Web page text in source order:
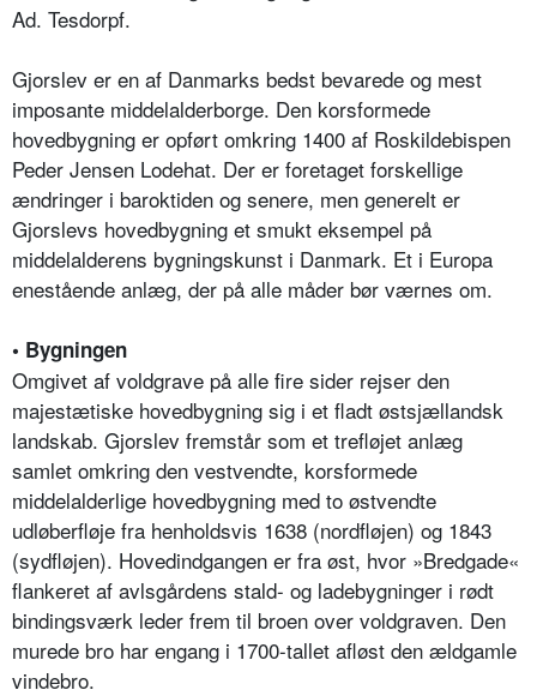
Ad. Tesdorpf.
Gjorslev er en af Danmarks bedst bevarede og mest
imposante middelalderborge. Den korsformede
hovedbygning er opført omkring 1400 af Roskildebispen
Peder Jensen Lodehat. Der er foretaget forskellige
ændringer i baroktiden og senere, men generelt er
Gjorslevs hovedbygning et smukt eksempel på
middelalderens bygningskunst i Danmark. Et i Europa
enestående anlæg, der på alle måder bør værnes om.
• Bygningen
Omgivet af voldgrave på alle fire sider rejser den
majestætiske hovedbygning sig i et fladt østsjællandsk
landskab. Gjorslev fremstår som et trefløjet anlæg
samlet omkring den vestvendte, korsformede
middelalderlige hovedbygning med to østvendte
udløberfløje fra henholdsvis 1638 (nordfløjen) og 1843
(sydfløjen). Hovedindgangen er fra øst, hvor »Bredgade«
flankeret af avlsgårdens stald- og ladebygninger i rødt
bindingsværk leder frem til broen over voldgraven. Den
murede bro har engang i 1700-tallet afløst den ældgamle
vindebro.